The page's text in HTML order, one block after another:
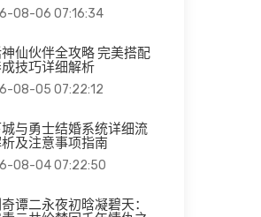
08-06 07:16:34
仙伙伴全攻略 完美搭配
技巧详细解析
08-05 07:22:12
与勇士结婚系统详细流
及注意事项指南
08-04 07:22:50
谭二永夜初晗凝碧天：